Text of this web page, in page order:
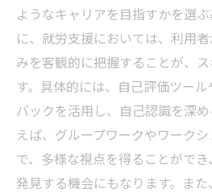
ようなキャリアを目指すかを選
に、就労支援においては、利用
みを客観的に把握することが、
す。具体的には、自己評価ツー
バックを活用し、自己認識を深
えば、グループワークやワーク
で、多様な視点を得ることがで
発見する機会にもなります。ま